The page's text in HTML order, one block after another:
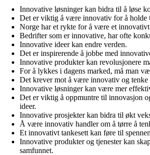
Innovative løsninger kan bidra til å løse
Det er viktig å være innovativ for å holde
Norge har et rykte for å være et
Bedrifter som er innovative, har ofte
Innovative ideer kan endre verden.
Det er inspirerende å jobbe med
Innovative produkter kan revolusjonere
For å lykkes i dagens marked, må man
Det krever mot å være innovativ og tenke
Innovative løsninger kan være mer
Det er viktig å oppmuntre til innovasjon
ideer.
Innovative prosjekter kan bidra til økt
Å være innovativ handler om å tørre å
Et innovativt tankesett kan føre til
Innovative produkter og tjenester kan
samfunnet.